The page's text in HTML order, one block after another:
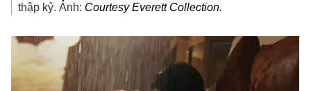
thập kỷ. Ảnh: Courtesy Everett Collection.